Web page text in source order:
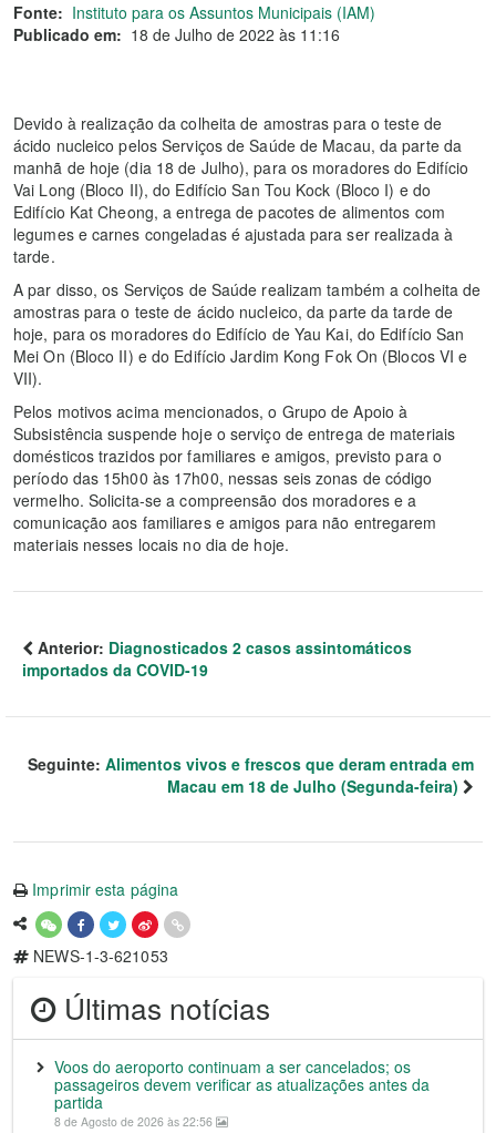
Fonte: Instituto para os Assuntos Municipais (IAM)
Publicado em: 18 de Julho de 2022 às 11:16
Devido à realização da colheita de amostras para o teste de
ácido nucleico pelos Serviços de Saúde de Macau, da parte da
manhã de hoje (dia 18 de Julho), para os moradores do Edifício
Vai Long (Bloco II), do Edifício San Tou Kock (Bloco I) e do
Edifício Kat Cheong, a entrega de pacotes de alimentos com
legumes e carnes congeladas é ajustada para ser realizada à
tarde.
A par disso, os Serviços de Saúde realizam também a colheita de
amostras para o teste de ácido nucleico, da parte da tarde de
hoje, para os moradores do Edifício de Yau Kai, do Edifício San
Mei On (Bloco II) e do Edifício Jardim Kong Fok On (Blocos VI e
VII).
Pelos motivos acima mencionados, o Grupo de Apoio à
Subsistência suspende hoje o serviço de entrega de materiais
domésticos trazidos por familiares e amigos, previsto para o
período das 15h00 às 17h00, nessas seis zonas de código
vermelho. Solicita-se a compreensão dos moradores e a
comunicação aos familiares e amigos para não entregarem
materiais nesses locais no dia de hoje.
Anterior: Diagnosticados 2 casos assintomáticos
importados da COVID-19
Seguinte: Alimentos vivos e frescos que deram entrada em
Macau em 18 de Julho (Segunda-feira)
Imprimir esta página
NEWS-1-3-621053
Últimas notícias
Voos do aeroporto continuam a ser cancelados; os
passageiros devem verificar as atualizações antes da
partida
8 de Agosto de 2026 às 22:56